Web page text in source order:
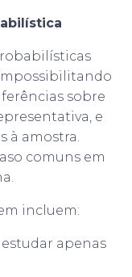
sobre
e
à amostra.
comuns em
incluem:
apenas